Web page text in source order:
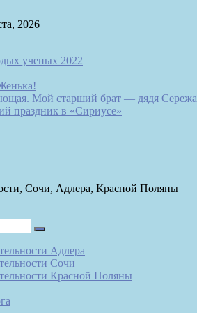
2026
ученых 2022
Мой старший брат — дядя Сережа
праздник в «Сириусе»
Сочи, Адлера, Красной Поляны
Адлера
Сочи
Красной Поляны